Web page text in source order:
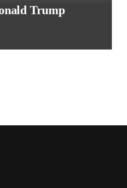
Trump